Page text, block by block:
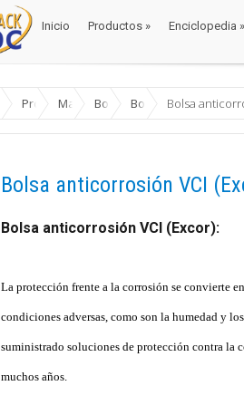
Inicio Productos » Enciclopedia »
ProductosMateriales Envase y Embalaje
Bolsas y sobres
Bolsas Anticorrosión
Bolsa
Bolsa anticorrosión VCI
Bolsa anticorrosión VCI (Excor):
La protección frente a la corrosión se convierte
condiciones adversas, como son la humedad y
suministrado soluciones de protección contra la
muchos años.